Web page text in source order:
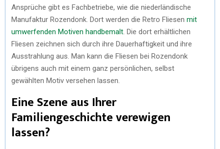
Ansprüche gibt es Fachbetriebe, wie die niederländische
Manufaktur Rozendonk. Dort werden die Retro Fliesen mit
umwerfenden Motiven handbemalt . Die dort erhältlichen
Fliesen zeichnen sich durch ihre Dauerhaftigkeit und ihre
Ausstrahlung aus. Man kann die Fliesen bei Rozendonk
übrigens auch mit einem ganz persönlichen, selbst
gewählten Motiv versehen lassen.
Eine Szene aus Ihrer
Familiengeschichte verewigen
lassen?